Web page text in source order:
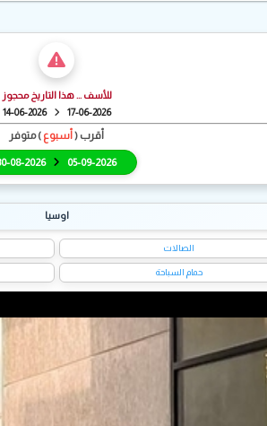
للأسف ... هذا التاريخ محجوز
14-06-2026
17-06-2026
أقرب (أسبوع ) متوفر
08-2026 05-09-2026
اوسيا
الصالات
حمام السباحة